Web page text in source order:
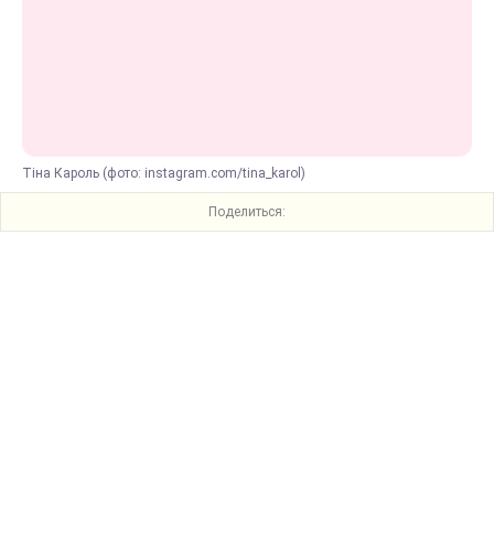
Тіна Кароль (фото: instagram.com/tina_karol)
Поделиться: